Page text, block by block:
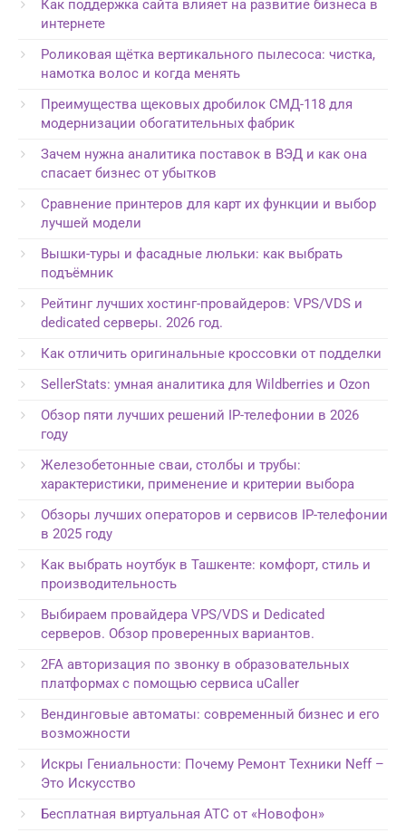
Как поддержка сайта влияет на развитие бизнеса в
интернете
Роликовая щётка вертикального пылесоса: чистка,
намотка волос и когда менять
Преимущества щековых дробилок СМД-118 для
модернизации обогатительных фабрик
Зачем нужна аналитика поставок в ВЭД и как она
спасает бизнес от убытков
Сравнение принтеров для карт их функции и выбор
лучшей модели
Вышки-туры и фасадные люльки: как выбрать
подъёмник
Рейтинг лучших хостинг-провайдеров: VPS/VDS и
dedicated серверы. 2026 год.
Как отличить оригинальные кроссовки от подделки
SellerStats: умная аналитика для Wildberries и Ozon
Обзор пяти лучших решений IP-телефонии в 2026
году
Железобетонные сваи, столбы и трубы:
характеристики, применение и критерии выбора
Обзоры лучших операторов и сервисов IP-телефонии
в 2025 году
Как выбрать ноутбук в Ташкенте: комфорт, стиль и
производительность
Выбираем провайдера VPS/VDS и Dedicated
серверов. Обзор проверенных вариантов.
2FA авторизация по звонку в образовательных
платформах с помощью сервиса uCaller
Вендинговые автоматы: современный бизнес и его
возможности
Искры Гениальности: Почему Ремонт Техники Neff –
Это Искусство
Бесплатная виртуальная АТС от «Новофон»